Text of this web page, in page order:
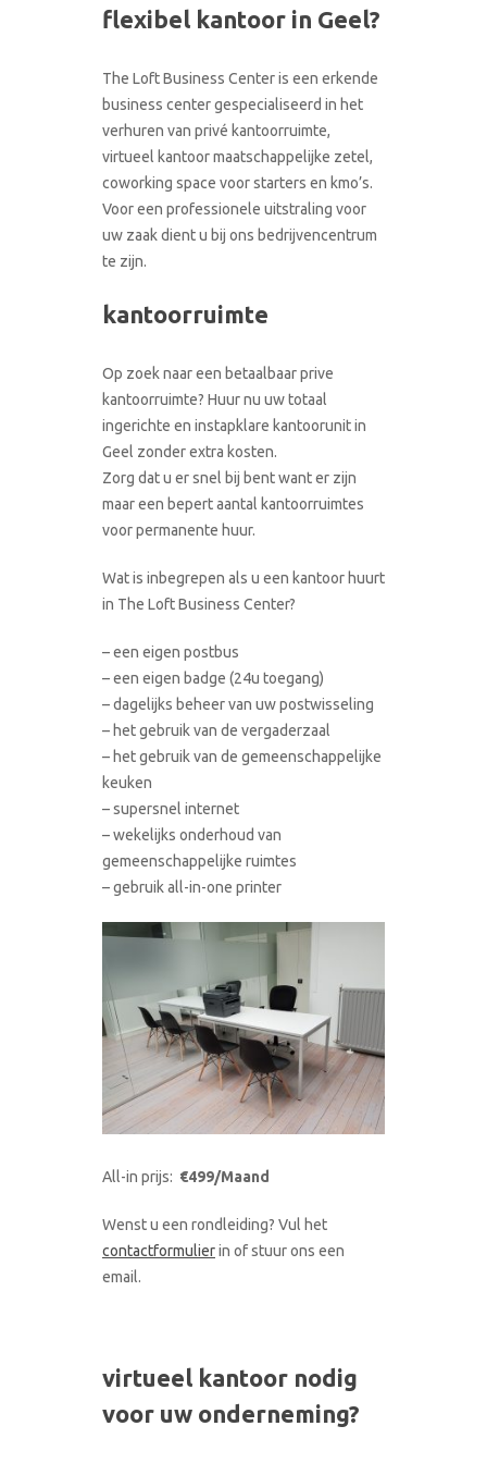
CONTACT
flexibel kantoor in Geel?
The Loft Business Center is een erkende
business center gespecialiseerd in het
verhuren van privé kantoorruimte,
virtueel kantoor maatschappelijke zetel,
coworking space voor starters en kmo’s.
Voor een professionele uitstraling voor
uw zaak dient u bij ons bedrijvencentrum
te zijn.
kantoorruimte
Op zoek naar een betaalbaar prive
kantoorruimte? Huur nu uw totaal
ingerichte en instapklare kantoorunit in
Geel zonder extra kosten.
Zorg dat u er snel bij bent want er zijn
maar een bepert aantal kantoorruimtes
voor permanente huur.
Wat is inbegrepen als u een kantoor huurt
in The Loft Business Center?
– een eigen postbus
– een eigen badge (24u toegang)
– dagelijks beheer van uw postwisseling
– het gebruik van de vergaderzaal
– het gebruik van de gemeenschappelijke
keuken
– supersnel internet
– wekelijks onderhoud van
gemeenschappelijke ruimtes
– gebruik all-in-one printer
All-in prijs: €499/Maand
Wenst u een rondleiding? Vul het
contactformulierin of stuur ons een
email.
virtueel kantoor nodig
voor uw onderneming?